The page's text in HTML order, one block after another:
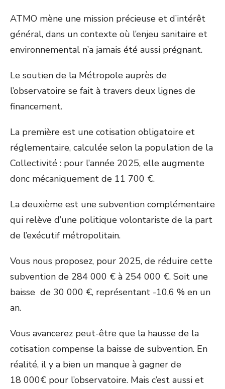
ATMO mène une mission précieuse et d’intérêt
général, dans un contexte où l’enjeu sanitaire et
environnemental n’a jamais été aussi prégnant.
Le soutien de la Métropole auprès de
l’observatoire se fait à travers deux lignes de
financement.
La première est une cotisation obligatoire et
réglementaire, calculée selon la population de la
Collectivité : pour l’année 2025, elle augmente
donc mécaniquement de 11 700 €.
La deuxième est une subvention complémentaire
qui relève d’une politique volontariste de la part
de l’exécutif métropolitain.
Vous nous proposez, pour 2025, de réduire cette
subvention de 284 000 € à 254 000 €. Soit une
baisse de 30 000 €, représentant -10,6 % en un
an.
Vous avancerez peut-être que la hausse de la
cotisation compense la baisse de subvention. En
réalité, il y a bien un manque à gagner de
18 000€ pour l’observatoire. Mais c’est aussi et